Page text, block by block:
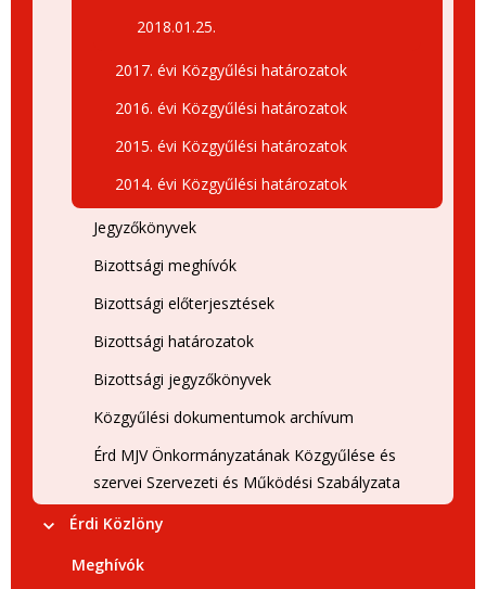
2018.01.25.
2017. évi Közgyűlési határozatok
2016. évi Közgyűlési határozatok
2015. évi Közgyűlési határozatok
2014. évi Közgyűlési határozatok
Jegyzőkönyvek
Bizottsági meghívók
Bizottsági előterjesztések
Bizottsági határozatok
Bizottsági jegyzőkönyvek
Közgyűlési dokumentumok archívum
Érd MJV Önkormányzatának Közgyűlése és
szervei Szervezeti és Működési Szabályzata
Érdi Közlöny
Meghívók